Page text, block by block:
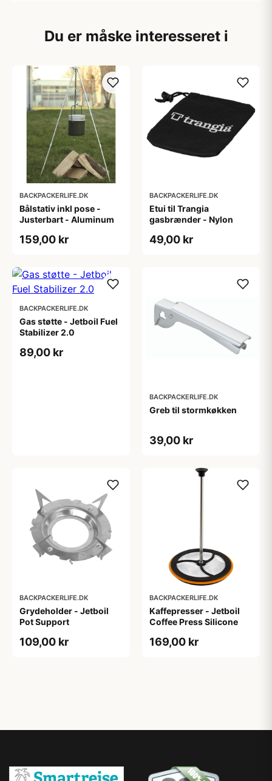
Du er måske interesseret i
BACKPACKERLIFE.DK
Bålstativ inkl pose -
Justerbart - Aluminum
159,00 kr
BACKPACKERLIFE.DK
Etui til Trangia
gasbrænder - Nylon
49,00 kr
BACKPACKERLIFE.DK
Gas støtte - Jetboil Fuel
Stabilizer 2.0
89,00 kr
BACKPACKERLIFE.DK
Greb til stormkøkken
39,00 kr
BACKPACKERLIFE.DK
Grydeholder - Jetboil
Pot Support
109,00 kr
BACKPACKERLIFE.DK
Kaffepresser - Jetboil
Coffee Press Silicone
169,00 kr